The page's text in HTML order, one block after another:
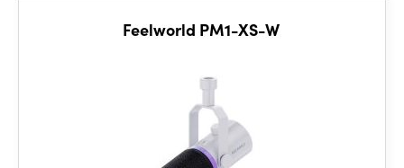
Feelworld PM1-XS-W